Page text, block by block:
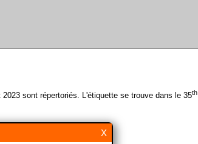
2023 sont répertoriés. L'étiquette se trouve dans le 35th
X